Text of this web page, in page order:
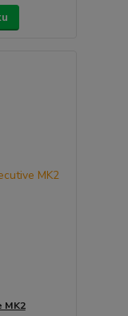
MK2